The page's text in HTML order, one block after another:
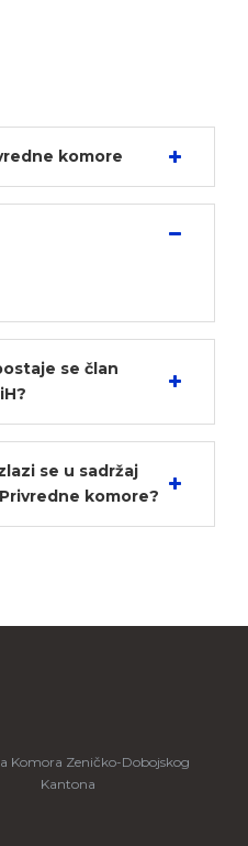
komore
se član
se u sadržaj
komore?
Komora Zeničko-Dobojskog
Kantona